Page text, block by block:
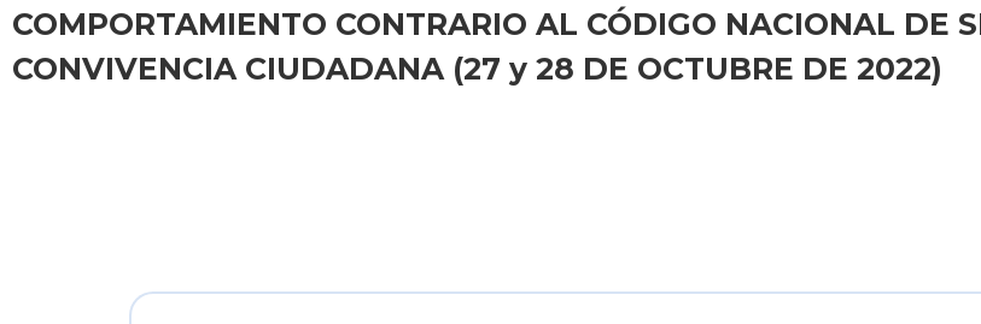
COMPORTAMIENTO CONTRARIO AL CÓDIGO NACIONAL DE
CONVIVENCIA CIUDADANA (27 y 28 DE OCTUBRE DE 2022)